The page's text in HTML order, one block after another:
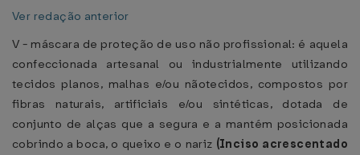
Ver redação anterior
V - máscara de proteção de uso não profissional: é aquela
confeccionada artesanal ou industrialmente utilizando
tecidos planos, malhas e/ou nãotecidos, compostos por
fibras naturais, artificiais e/ou sintéticas, dotada de
conjunto de alças que a segura e a mantém posicionada
cobrindo a boca, o queixo e o nariz (Inciso acrescentado